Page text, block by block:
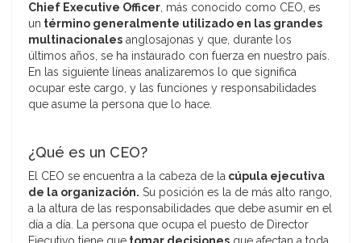
Chief Executive Officer, más conocido como CEO, es
un término generalmente utilizado en las grandes
multinacionales anglosajonas y que, durante los
últimos años, se ha instaurado con fuerza en nuestro país.
En las siguiente líneas analizaremos lo que significa
ocupar este cargo, y las funciones y responsabilidades
que asume la persona que lo hace.
¿Qué es un CEO?
El CEO se encuentra a la cabeza de la cúpula ejecutiva
de la organización. Su posición es la de más alto rango,
a la altura de las responsabilidades que debe asumir en el
día a día. La persona que ocupa el puesto de Director